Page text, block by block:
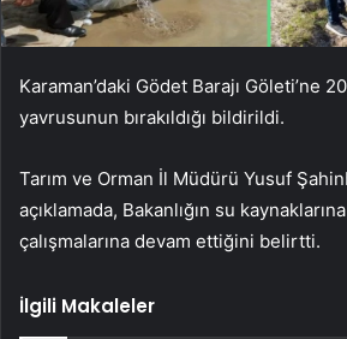
Karaman’daki Gödet Barajı Göleti’ne
yavrusunun bırakıldığı bildirildi.
Tarım ve Orman İl Müdürü Yusuf
açıklamada, Bakanlığın su
çalışmalarına devam ettiğini belirtti.
İlgili Makaleler